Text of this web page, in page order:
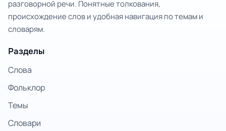
разговорной речи. Понятные толкования,
происхождение слов и удобная навигация по темам и
словарям.
Разделы
Слова
Фольклор
Темы
Словари